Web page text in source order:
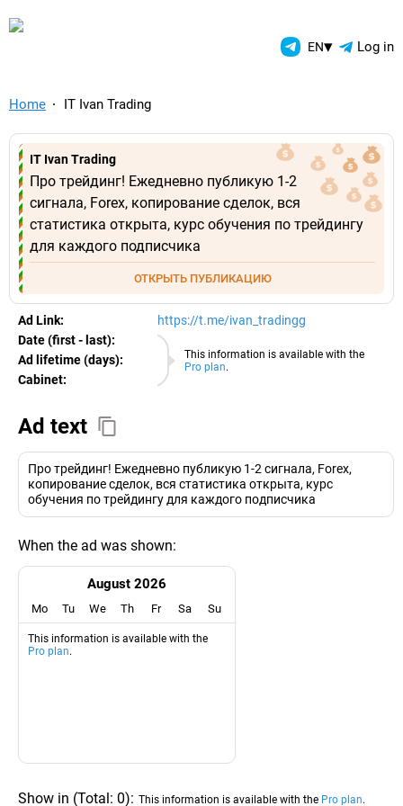
TelegramAds.com — EN▾ Log in
Home IT Ivan Trading
IT Ivan Trading
Про трейдинг! Ежедневно публикую 1-2
сигнала, Forex, копирование сделок, вся
статистика открыта, курс обучения по трейдингу
для каждого подписчика
ОТКРЫТЬ ПУБЛИКАЦИЮ
Ad Link: https://t.me/ivan_tradingg
This information is available with the
Pro plan.
Date (first - last):
09.08.2026
Ad lifetime (days):
Cabinet:
EURO
Ad text
Про трейдинг! Ежедневно публикую 1-2 сигнала, Forex,
копирование сделок, вся статистика открыта, курс
обучения по трейдингу для каждого подписчика
When the ad was shown:
August 2026
Mo Tu We Th Fr Sa Su
This information is available with the
Pro plan.
Show in (Total: 0): This information is available with the Pro plan.